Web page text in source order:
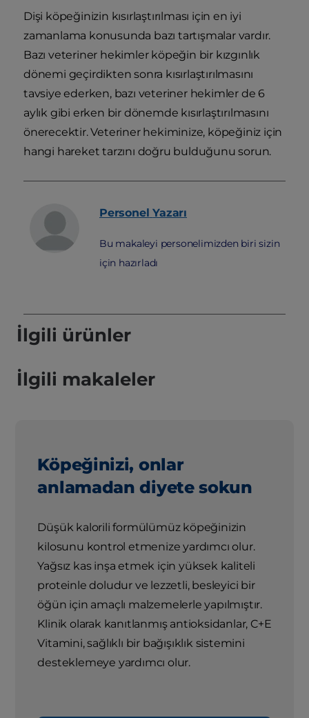
Dişi köpeğinizin kısırlaştırılması için en iyi
zamanlama konusunda bazı tartışmalar vardır.
Bazı veteriner hekimler köpeğin bir kızgınlık
dönemi geçirdikten sonra kısırlaştırılmasını
tavsiye ederken, bazı veteriner hekimler de 6
aylık gibi erken bir dönemde kısırlaştırılmasını
önerecektir. Veteriner hekiminize, köpeğiniz için
hangi hareket tarzını doğru bulduğunu sorun.
Personel Yazarı
Bu makaleyi personelimizden biri sizin
için hazırladı
İlgili ürünler
İlgili makaleler
Köpeğinizi, onlar
anlamadan diyete sokun
Düşük kalorili formülümüz köpeğinizin
kilosunu kontrol etmenize yardımcı olur.
Yağsız kas inşa etmek için yüksek kaliteli
proteinle doludur ve lezzetli, besleyici bir
öğün için amaçlı malzemelerle yapılmıştır.
Klinik olarak kanıtlanmış antioksidanlar, C+E
Vitamini, sağlıklı bir bağışıklık sistemini
desteklemeye yardımcı olur.